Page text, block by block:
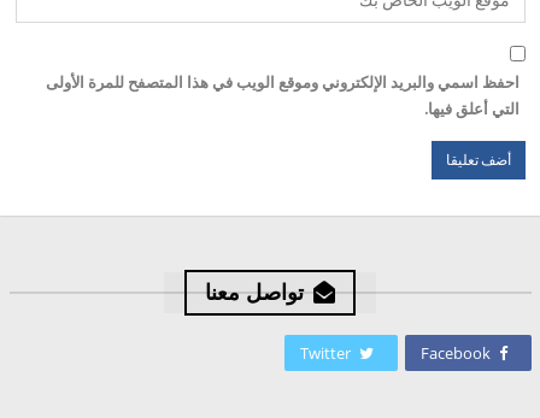
احفظ اسمي والبريد الإلكتروني وموقع الويب في هذا المتصفح للمرة الأولى
التي أعلق فيها.
تواصل معنا
Facebook
Twitter